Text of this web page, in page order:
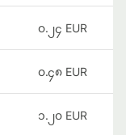
၀.၂၄ EUR
၀.၄၈ EUR
၁.၂၀ EUR